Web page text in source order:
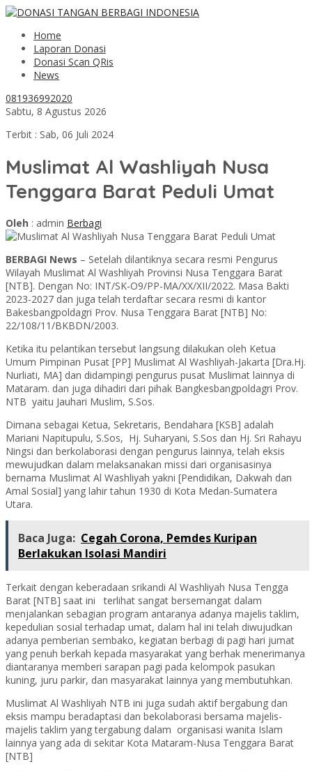
Home
Laporan Donasi
Donasi Scan QRis
News
081936992020
Sabtu, 8 Agustus 2026
Terbit : Sab, 06 Juli 2024
Muslimat Al Washliyah Nusa
Tenggara Barat Peduli Umat
Oleh : admin Berbagi
BERBAGI News – Setelah dilantiknya secara resmi Pengurus
Wilayah Muslimat Al Washliyah Provinsi Nusa Tenggara Barat
[NTB]. Dengan No: INT/SK-O9/PP-MA/XX/XII/2022. Masa Bakti
2023-2027 dan juga telah terdaftar secara resmi di kantor
Bakesbangpoldagri Prov. Nusa Tenggara Barat [NTB] No:
22/108/11/BKBDN/2003.
Ketika itu pelantikan tersebut langsung dilakukan oleh Ketua
Umum Pimpinan Pusat [PP] Muslimat Al Washliyah-Jakarta [Dra.Hj.
Nurliati, MA] dan didampingi pengurus pusat Muslimat lainnya di
Mataram. dan juga dihadiri dari pihak Bangkesbangpoldagri Prov.
NTB yaitu Jauhari Muslim, S.Sos.
Dimana sebagai Ketua, Sekretaris, Bendahara [KSB] adalah
Mariani Napitupulu, S.Sos, Hj. Suharyani, S.Sos dan Hj. Sri Rahayu
Ningsi dan berkolaborasi dengan pengurus lainnya, telah eksis
mewujudkan dalam melaksanakan missi dari organisasinya
bernama Muslimat Al Washliyah yakni [Pendidikan, Dakwah dan
Amal Sosial] yang lahir tahun 1930 di Kota Medan-Sumatera
Utara.
Baca Juga: Cegah Corona, Pemdes Kuripan
Berlakukan Isolasi Mandiri
Terkait dengan keberadaan srikandi Al Washliyah Nusa Tengga
Barat [NTB] saat ini terlihat sangat bersemangat dalam
menjalankan sebagian program antaranya adanya majelis taklim,
kepedulian sosial terhadap umat, dalam hal ini telah diwujudkan
adanya pemberian sembako, kegiatan berbagi di pagi hari jumat
yang penuh berkah kepada masyarakat yang berhak menerimanya
diantaranya memberi sarapan pagi pada kelompok pasukan
kuning, juru parkir, dan masyarakat lainnya yang membutuhkan.
Muslimat Al Washliyah NTB ini juga sudah aktif bergabung dan
eksis mampu beradaptasi dan bekolaborasi bersama majelis-
majelis taklim yang tergabung dalam organisasi wanita Islam
lainnya yang ada di sekitar Kota Mataram-Nusa Tenggara Barat
[NTB]